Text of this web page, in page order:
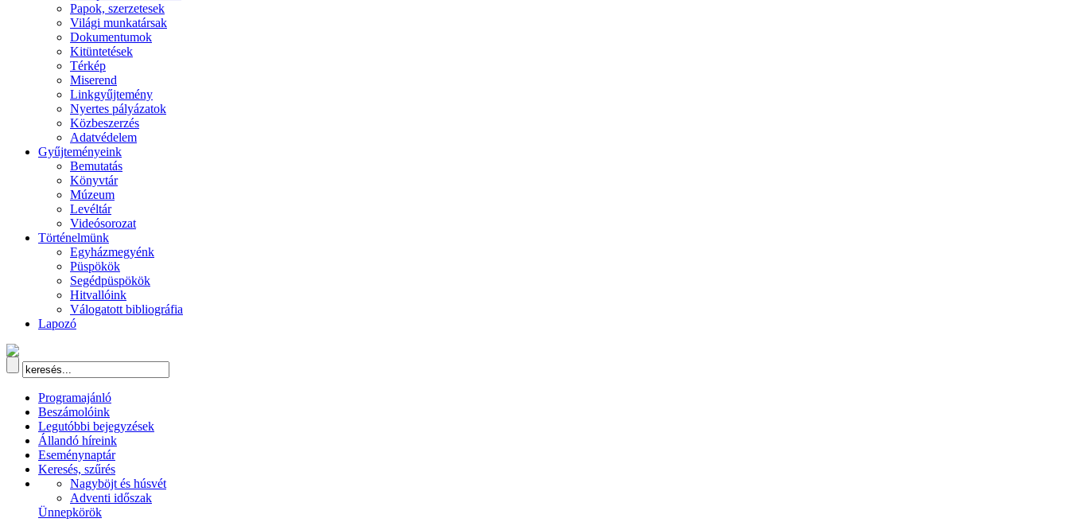
Papok, szerzetesek
Világi munkatársak
Dokumentumok
Kitüntetések
Térkép
Miserend
Linkgyűjtemény
Nyertes pályázatok
Közbeszerzés
Adatvédelem
Gyűjteményeink
Bemutatás
Könyvtár
Múzeum
Levéltár
Videósorozat
Történelmünk
Egyházmegyénk
Püspökök
Segédpüspökök
Hitvallóink
Válogatott bibliográfia
Lapozó
Programajánló
Beszámolóink
Legutóbbi bejegyzések
Állandó híreink
Eseménynaptár
Keresés, szűrés
Nagyböjt és húsvét
Adventi időszak
Ünnepkörök